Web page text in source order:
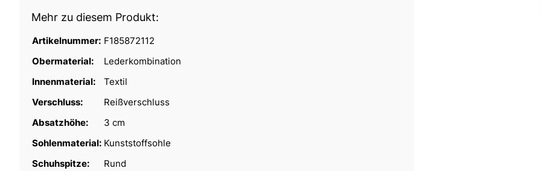
Mehr zu diesem Produkt:
Artikelnummer: F185872112
Obermaterial:
Lederkombination
Innenmaterial:
Textil
Verschluss:
Reißverschluss
Absatzhöhe:
3 cm
Sohlenmaterial: Kunststoffsohle
Schuhspitze:
Rund